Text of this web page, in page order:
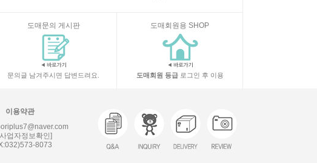
도매문의 게시판
문의글 남겨주시면 답변드려요.
도매회원용 SHOP
도매회원 등급로그인 후 이용
이용약관
업자정보확인]
8073